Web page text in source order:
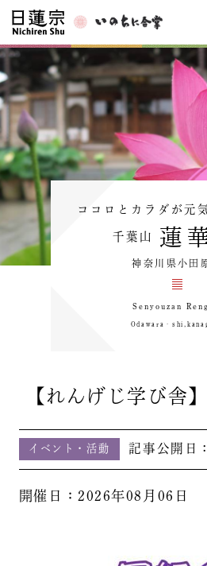
ココロとカラダが元
千葉山 蓮
神奈川県小田
Senyouzan
【れんげじ学び舎
イベント・活動 記事公開日：
開催日：2026年08月06日